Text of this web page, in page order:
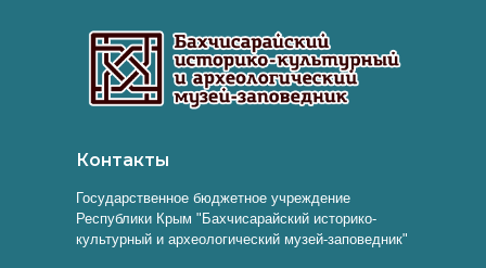
Контакты
Государственное бюджетное учреждение
Республики Крым "Бахчисарайский историко-
культурный и археологический музей-заповедник"